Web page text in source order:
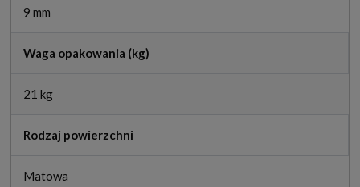
9 mm
Waga opakowania (kg)
21 kg
Rodzaj powierzchni
Matowa